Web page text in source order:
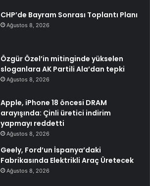
CHP’de Bayram Sonrası Toplantı Planı
Ağustos 8, 2026
Özgür Özel’in mitinginde yükselen
sloganlara AK Partili Ala’dan tepki
Ağustos 8, 2026
Apple, iPhone 18 öncesi DRAM
arayışında: Çinli üretici indirim
yapmayı reddetti
Ağustos 8, 2026
Geely, Ford’un İspanya’daki
Fabrikasında Elektrikli Araç Üretecek
Ağustos 8, 2026